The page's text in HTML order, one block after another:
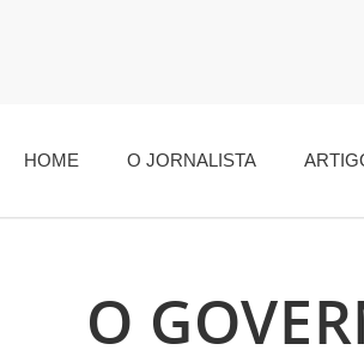
HOME O JORNALISTA
O